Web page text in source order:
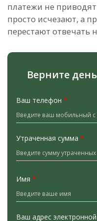
платежи не
просто исчезают, а
перестают отвечать
Верните
Ваш телефон *
Утраченная сумма *
Имя *
Ваш адрес